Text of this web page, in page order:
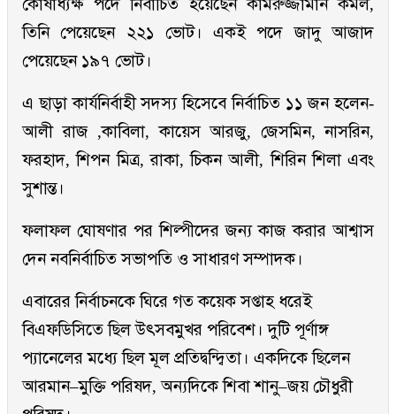
কোষাধ্যক্ষ পদে নির্বাচিত হয়েছেন কামরুজ্জামান কমল,
তিনি পেয়েছেন ২২১ ভোট। একই পদে জাদু আজাদ
পেয়েছেন ১৯৭ ভোট।
এ ছাড়া কার্যনির্বাহী সদস্য হিসেবে নির্বাচিত ১১ জন হলেন-
আলী রাজ ,কাবিলা, কায়েস আরজু, জেসমিন, নাসরিন,
ফরহাদ, শিপন মিত্র, রাকা, চিকন আলী, শিরিন শিলা এবং
সুশান্ত।
ফলাফল ঘোষণার পর শিল্পীদের জন্য কাজ করার আশ্বাস
দেন নবনির্বাচিত সভাপতি ও সাধারণ সম্পাদক।
এবারের নির্বাচনকে ঘিরে গত কয়েক সপ্তাহ ধরেই
বিএফডিসিতে ছিল উৎসবমুখর পরিবেশ। দুটি পূর্ণাঙ্গ
প্যানেলের মধ্যে ছিল মূল প্রতিদ্বন্দ্বিতা। একদিকে ছিলেন
আরমান–মুক্তি পরিষদ, অন্যদিকে শিবা শানু–জয় চৌধুরী